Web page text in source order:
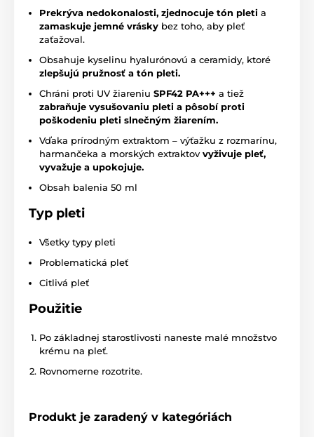
Prekrýva nedokonalosti, zjednocuje tón pleti a
zamaskuje jemné vrásky bez toho, aby pleť
zaťažoval.
Obsahuje kyselinu hyalurónovú a ceramidy, ktoré
zlepšujú pružnosť a tón pleti.
Chráni proti UV žiareniu SPF42 PA+++ a tiež
zabraňuje vysušovaniu pleti a pôsobí proti
poškodeniu pleti slnečným žiarením.
Vďaka prírodným extraktom – výťažku z rozmarínu,
harmančeka a morských extraktov vyživuje pleť,
vyvažuje a upokojuje.
Obsah balenia 50 ml
Typ pleti
Všetky typy pleti
Problematická pleť
Citlivá pleť
Použitie
Po základnej starostlivosti naneste malé množstvo
krému na pleť.
Rovnomerne rozotrite.
Produkt je zaradený v kategóriách